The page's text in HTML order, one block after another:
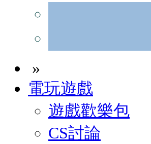
»
電玩遊戲
遊戲歡樂包
CS討論